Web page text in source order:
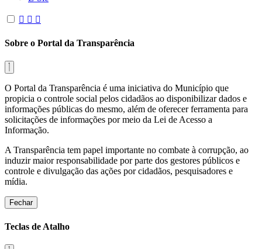
Sobre o Portal da Transparência
O Portal da Transparência é uma iniciativa do Município que
propicia o controle social pelos cidadãos ao disponibilizar dados e
informações públicas do mesmo, além de oferecer ferramenta para
solicitações de informações por meio da Lei de Acesso a
Informação.
A Transparência tem papel importante no combate à corrupção, ao
induzir maior responsabilidade por parte dos gestores públicos e
controle e divulgação das ações por cidadãos, pesquisadores e
mídia.
Fechar
Teclas de Atalho